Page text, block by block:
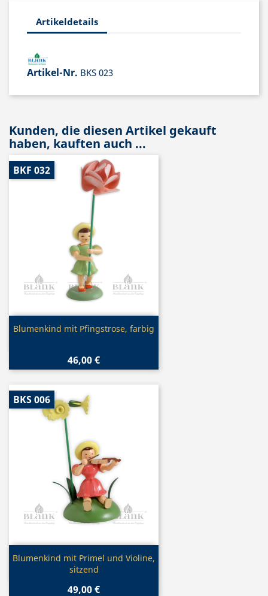
Artikeldetails
Artikel-Nr. BKS 023
Kunden, die diesen Artikel gekauft
haben, kauften auch ...
Vorschau
Blumenkind mit Pfingstrose, farbig
46,00 €
BKF 032
Vorschau
Blumenkind mit Primel und Violine,
sitzend
49,00 €
BKS 006